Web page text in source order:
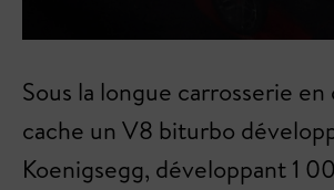
Sous la longue carrosserie en
cache un V8 biturbo
Koenigsegg, développant 1